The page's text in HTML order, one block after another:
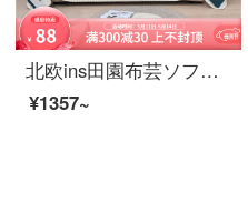
北欧ins田園布芸ソファーカバー全カバーソファタオル雪尼爾ソファ布クッション四季通用のシングルソファータオル全カバーカバークッション冬防塵滑り止めソファー毛布が麦田-灰緑180*320 cmを通ります。
¥1357~